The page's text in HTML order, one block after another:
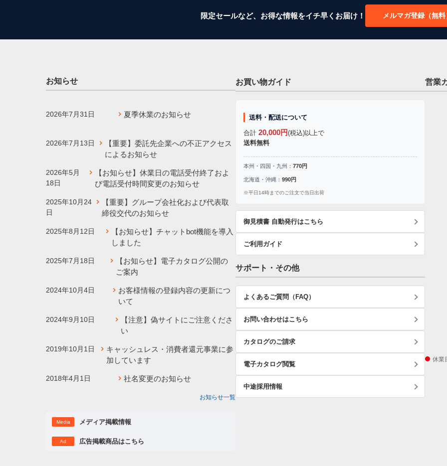
限定セールなど、お得な情報をイチ早くお届け！ メルマガ登録（無料
お知らせ
2026年7月31日 夏季休業のお知らせ
2026年7月13日
【重要】委託先企業への不正アクセス
によるお知らせ
2026年5月
18日
【お知らせ】休業日の電話受付終了およ
び電話受付時間変更のお知らせ
2025年10月24
日
【重要】グループ会社化および代表取
締役交代のお知らせ
2025年8月12日
【お知らせ】チャットbot機能を導入
しました
2025年7月18日
【お知らせ】電子カタログ公開の
ご案内
2024年10月4日
お客様情報の登録内容の更新につ
いて
2024年9月10日
【注意】偽サイトにご注意くださ
い
2019年10月1日
キャッシュレス・消費者還元事業に参
加しています
2018年4月1日 社名変更のお知らせ
お知らせ一覧
Media メディア掲載情報
Ad 広告掲載商品はこちら
お買い物ガイド
送料・配送について
合計 20,000円(税込)以上で
送料無料
本州・四国・九州： 770円
北海道・沖縄： 990円
※平日14時までのご注文で当日出荷
御見積書 自動発行はこちら
ご利用ガイド
サポート・その他
よくあるご質問（FAQ）
お問い合わせはこちら
カタログのご請求
電子カタログ閲覧
中途採用情報
営業
休業